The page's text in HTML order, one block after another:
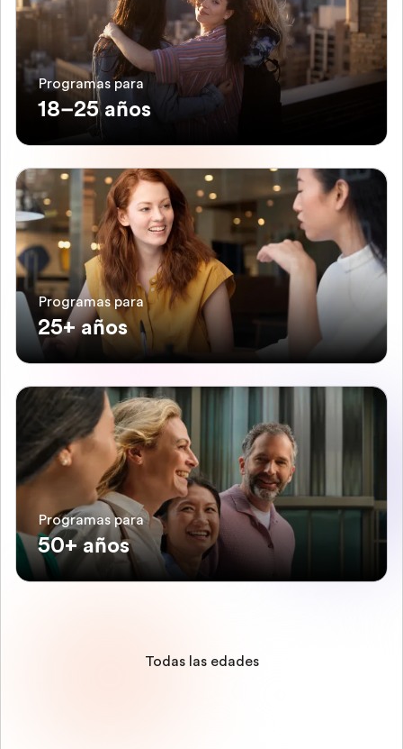
Programas para
18–25 años
Programas para
25+ años
Programas para
50+ años
Todas las edades